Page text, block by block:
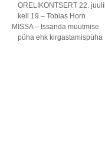
ORELIKONTSERT 22. juulil
kell 19 – Tobias Horn
MISSA – Issanda muutmise
püha ehk kirgastamispüha